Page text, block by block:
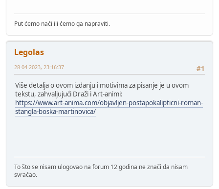
Put ćemo naći ili ćemo ga napraviti.
Legolas
#1
28-04-2023, 23:16:37
Više detalja o ovom izdanju i motivima za pisanje je u ovom
tekstu, zahvaljujući Draži i Art-animi:
https://www.art-anima.com/objavljen-postapokalipticni-roman-
stangla-boska-martinovica/
To što se nisam ulogovao na forum 12 godina ne znači da nisam
svraćao.